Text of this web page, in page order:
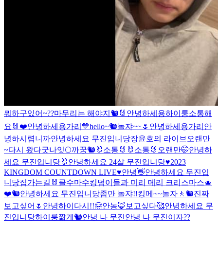
뭐하구있어~??마무리는 해야지 🐿🐰 안녕하세용하이룽소통해
요🐰❤️안녕하세용가리💛hello~🐿놀쟈~~🌷 안녕하세용가리 안
녕하시렵니까안녕하세요 무진입니당장윤호의 라이브 오랜만
~다시 왔다굿나잇🌕까꿍🐿 🐰소통🐰 🐰소통🐰 오랜만🤭안녕하
세요 무진입니당🐰 안녕하세요 24살 무진입니당♥2023
KINGDOM COUNTDOWN LIVE♥안녕👋안녕하세요 무진입
니당집가는길 🐰 클수마수킹덤이들과 미리 메리 크리스마스🎄
❤️🐿안녕하세요 무진입니당좀만 놀쟈!!킹메~~놀자 🚶 🐿진짜
보고싶어🌷 안녕하이 다시!!🤗안농🦊 보고싶다🥰안녕하세요 무
진입니당하이룽짧게🐿안녕 나 무진안녕 나 무진이 자??